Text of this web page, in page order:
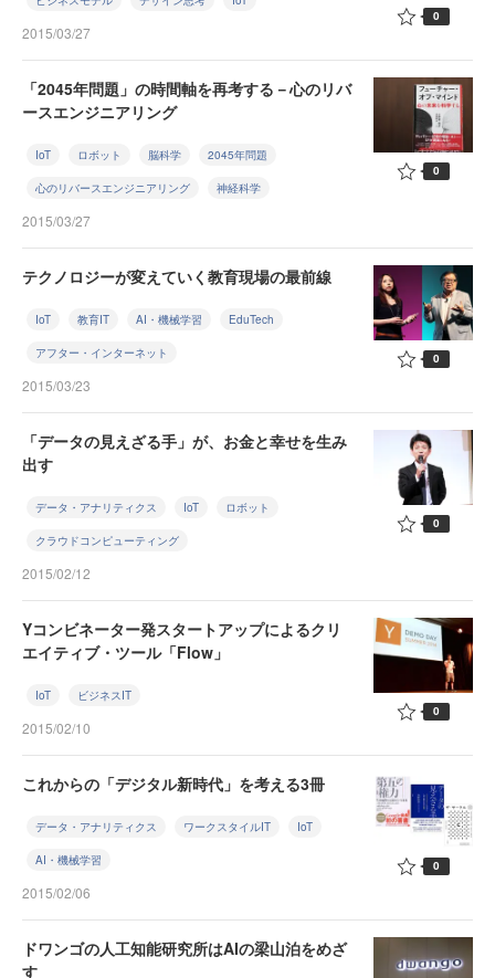
2015/03/27
0
「2045年問題」の時間軸を再考する－心のリバ
ースエンジニアリング
IoT ロボット 脳科学 2045年問題
心のリバースエンジニアリング 神経科学
2015/03/27
0
テクノロジーが変えていく教育現場の最前線
IoT 教育IT AI・機械学習 EduTech
アフター・インターネット
2015/03/23
0
「データの見えざる手」が、お金と幸せを生み
出す
データ・アナリティクス IoT ロボット
クラウドコンピューティング
2015/02/12
0
Yコンビネーター発スタートアップによるクリ
エイティブ・ツール「Flow」
IoT ビジネスIT
2015/02/10
0
これからの「デジタル新時代」を考える3冊
データ・アナリティクス ワークスタイルIT IoT
AI・機械学習
2015/02/06
0
ドワンゴの人工知能研究所はAIの梁山泊をめざ
す